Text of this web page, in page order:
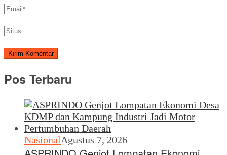
Pos Terbaru
NasionalAgustus 7, 2026